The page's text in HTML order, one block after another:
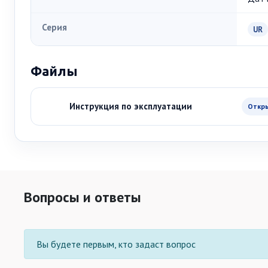
Серия UR
Файлы
Инструкция по эксплуатации
Вопросы и ответы
Вы будете первым, кто задаст вопрос